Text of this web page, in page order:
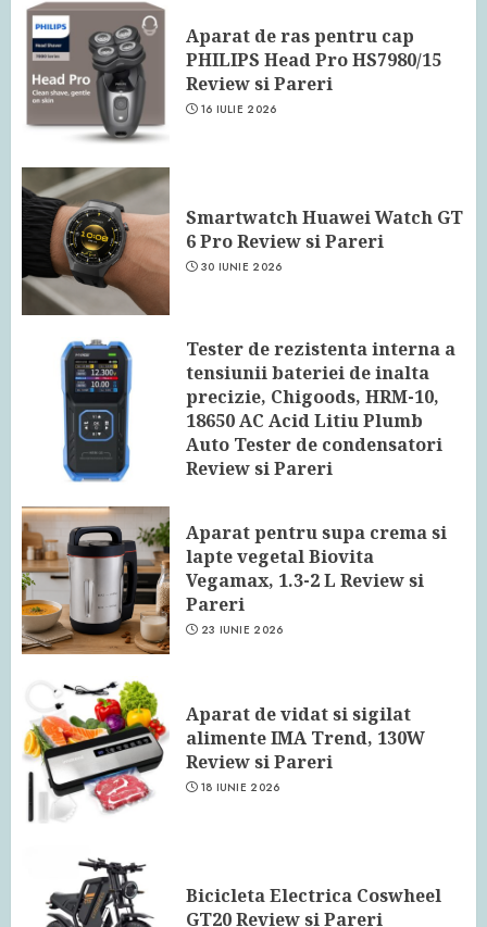
Aparat de ras pentru cap
PHILIPS Head Pro HS7980/15
Review si Pareri
16 IULIE 2026
Smartwatch Huawei Watch GT
6 Pro Review si Pareri
30 IUNIE 2026
Tester de rezistenta interna a
tensiunii bateriei de inalta
precizie, Chigoods, HRM-10,
18650 AC Acid Litiu Plumb
Auto Tester de condensatori
Review si Pareri
Aparat pentru supa crema si
lapte vegetal Biovita
Vegamax, 1.3-2 L Review si
Pareri
23 IUNIE 2026
Aparat de vidat si sigilat
alimente IMA Trend, 130W
Review si Pareri
18 IUNIE 2026
Bicicleta Electrica Coswheel
GT20 Review si Pareri